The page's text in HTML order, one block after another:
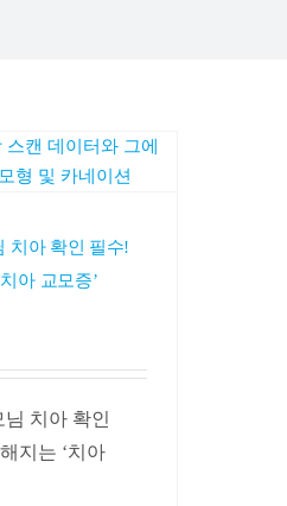
치아 확인 필수!
아 교모증’
치아 확인
지는 ‘치아